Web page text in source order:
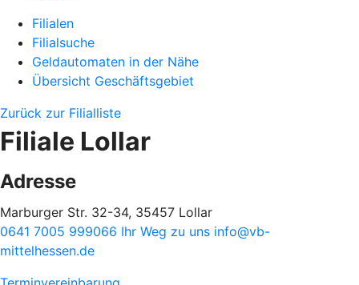
Filialen
Filialsuche
Geldautomaten in der Nähe
Übersicht Geschäftsgebiet
Zurück zur Filialliste
Filiale Lollar
Adresse
Marburger Str. 32-34, 35457 Lollar
0641 7005 999066 Ihr Weg zu uns info@vb-
mittelhessen.de